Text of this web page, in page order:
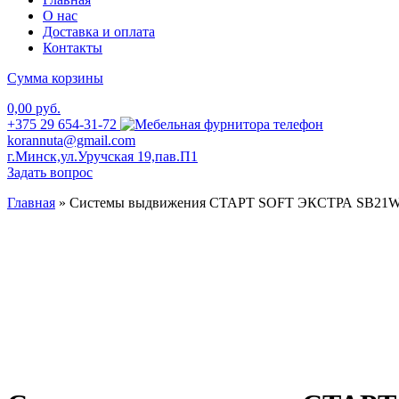
О нас
Доставка и оплата
Контакты
Сумма корзины
0,00 руб.
+375 29 654-31-72
korannuta@gmail.com
г.Минск,ул.Уручская 19,пав.П1
Задать вопрос
Главная » Системы выдвижения СТАРТ SOFT ЭКСТРА